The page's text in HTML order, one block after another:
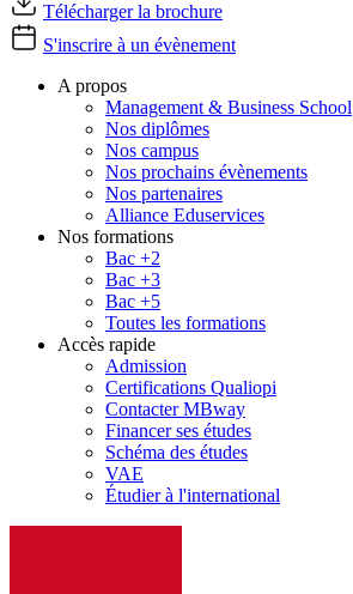
Télécharger la brochure
S'inscrire à un évènement
A propos
Management & Business School
Nos diplômes
Nos campus
Nos prochains évènements
Nos partenaires
Alliance Eduservices
Nos formations
Bac +2
Bac +3
Bac +5
Toutes les formations
Accès rapide
Admission
Certifications Qualiopi
Contacter MBway
Financer ses études
Schéma des études
VAE
Étudier à l'international